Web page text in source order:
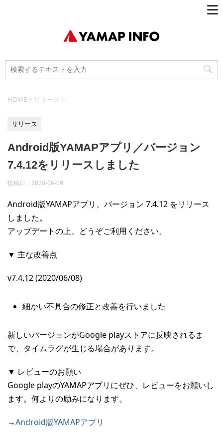
HOME > リリース >
リリース
Android版YAMAPアプリ／バージョン
7.4.12をリリースしました
投稿日： 2020-06-09
Android版YAMAPアプリ、バージョン 7.4.12 をリリース
しました。
アップデートの上、どうぞご利用ください。
▼ 主な改善点
v7.4.12 (2020/06/08)
細かい不具合の修正と改善を行いました
新しいバージョンがGoogle playストアに反映されるま
で、タイムラグが生じる場合があります。
▼ レビューのお願い
Google playのYAMAPアプリにぜひ、レビューをお願いし
ます。何よりの励みになります。
→Android版YAMAPアプリ